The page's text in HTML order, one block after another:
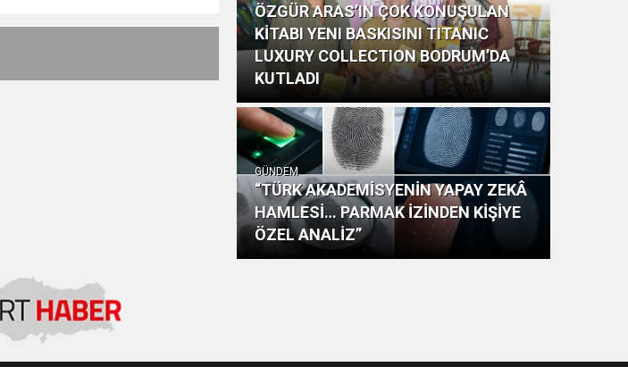
ÖZGÜR ARAS’IN ÇOK KONUŞULAN
KİTABI YENI BASKISINI TITANIC
LUXURY COLLECTION BODRUM’DA
KUTLADI
GÜNDEM
“TÜRK AKADEMİSYENİN YAPAY ZEKÂ
HAMLESİ… PARMAK İZİNDEN KİŞİYE
ÖZEL ANALİZ”